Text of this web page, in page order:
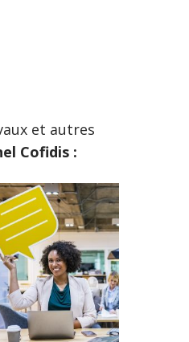
et autres
Cofidis :